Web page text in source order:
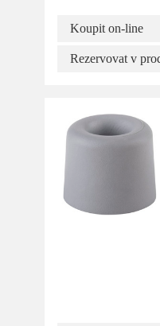
Koupit on-line
Rezervovat v